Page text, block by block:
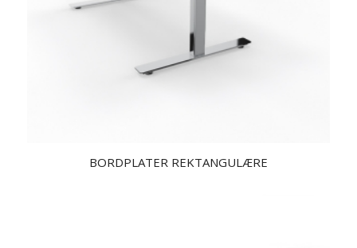
BORDPLATER REKTANGULÆRE